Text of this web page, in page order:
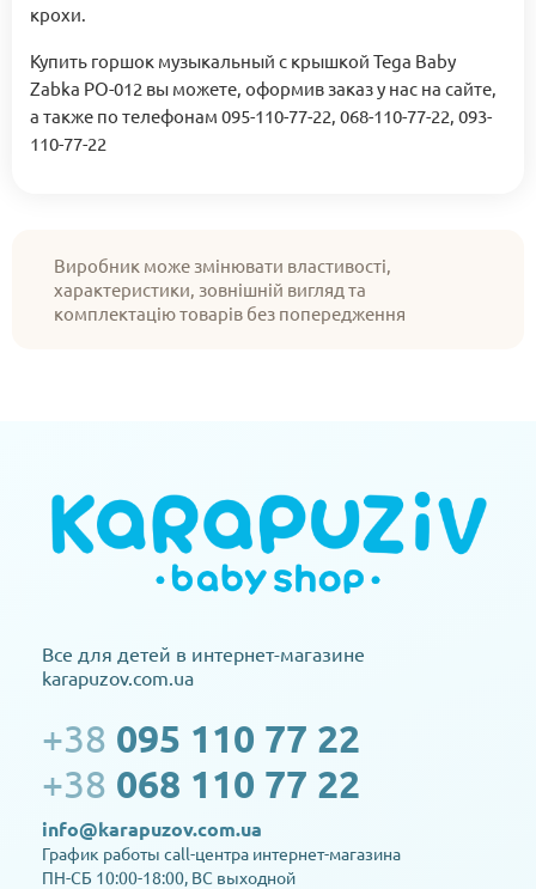
крохи.
Купить горшок музыкальный c крышкой Tega Baby
Zabka PO-012 вы можете, оформив заказ у нас на сайте,
а также по телефонам 095-110-77-22, 068-110-77-22, 093-
110-77-22
Виробник може змінювати властивості,
характеристики, зовнішній вигляд та
комплектацію товарів без попередження
Все для детей в интернет-магазине
karapuzov.com.ua
+38 095 110 77 22
+38 068 110 77 22
info@karapuzov.com.ua
График работы call-центра интернет-магазина
ПН-СБ 10:00-18:00, ВС выходной